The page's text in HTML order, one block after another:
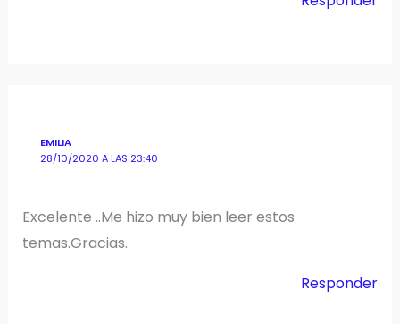
EMILIA
28/10/2020 A LAS 23:40
Excelente ..Me hizo muy bien leer estos
temas.Gracias.
Responder